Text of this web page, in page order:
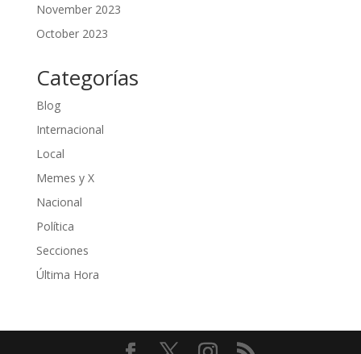
November 2023
October 2023
Categorías
Blog
Internacional
Local
Memes y X
Nacional
Política
Secciones
Última Hora